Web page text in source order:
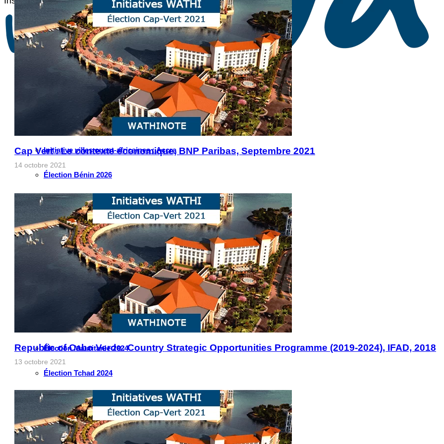
Réseaux sociaux
Les relations entre l’Afrique de l’Ouest et la Chine
Crise Covid-19
Voir tous les débats
Initiative villes ouest-africaines : Accra
Élection Bénin 2026
Initiative intelligence artificielle en Afrique de l’Ouest
Élection Guinée 2025
Élection Guinée-Bissau 2025
Élection Côte d’Ivoire 2025
Élection Cameroun 2025
Élection Ghana 2024
Élection Mauritanie 2024
Élection Tchad 2024
Election Nigéria 2023
Les défis liés à l’eau en Afrique de l’Ouest
Cap Vert : Le contexte économique, BNP Paribas, Septembre 2021
14 octobre 2021
Republic of Cabo Verde: Country Strategic Opportunities Programme (2019-2024), IFAD, 2018
13 octobre 2021